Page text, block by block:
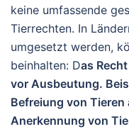
keine umfassende
Tierrechten. In
umgesetzt werden,
beinhalten: Das
vor Ausbeutung.
Befreiung von
Anerkennung von